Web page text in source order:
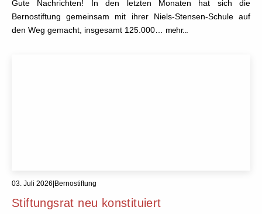
Gute Nachrichten! In den letzten Monaten hat sich die
Bernostiftung gemeinsam mit ihrer Niels-Stensen-Schule auf
den Weg gemacht, insgesamt 125.000… mehr...
03. Juli 2026 Bernostiftung
Stiftungsrat neu konstituiert